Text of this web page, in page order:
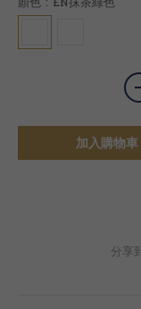
加入購物車
分享